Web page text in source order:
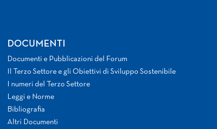
DOCUMENTI
Documenti e Pubblicazioni del Forum
Il Terzo Settore e gli Obiettivi di Sviluppo Sostenibile
I numeri del Terzo Settore
Leggi e Norme
Bibliografia
Altri Documenti